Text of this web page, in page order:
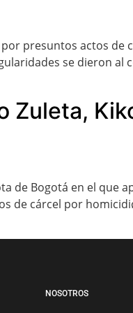
presuntos actos
se dieron
Zuleta,
Bogotá en el que
de cárcel por
NOSOTROS